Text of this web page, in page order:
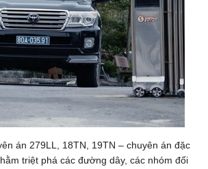
án 279LL, 18TN, 19TN – chuyên án đặc
triệt phá các đường dây, các nhóm đối